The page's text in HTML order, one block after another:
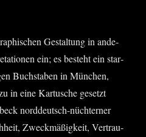
Gestal­tung in ande­
ein; es besteht ein star­
Buch­sta­ben in Mün­chen,
in eine Kar­tu­sche gesetzt
nord­deutsch-nüch­ter­ner
Zweck­mä­ßig­keit, Ver­trau­